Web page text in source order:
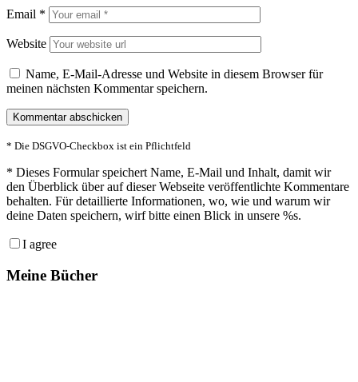
Email *
Website
Name, E-Mail-Adresse und Website in diesem Browser für
meinen nächsten Kommentar speichern.
* Die DSGVO-Checkbox ist ein Pflichtfeld
* Dieses Formular speichert Name, E-Mail und Inhalt, damit wir
den Überblick über auf dieser Webseite veröffentlichte Kommentare
behalten. Für detaillierte Informationen, wo, wie und warum wir
deine Daten speichern, wirf bitte einen Blick in unsere %s.
I agree
Meine Bücher